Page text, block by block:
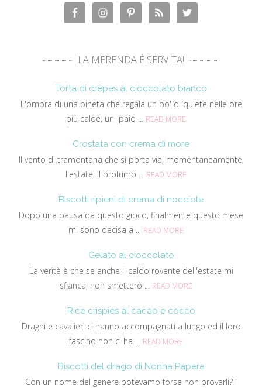
LA MERENDA È SERVITA!
Torta di crêpes al cioccolato bianco
L'ombra di una pineta che regala un po' di quiete nelle ore
più calde, un paio ... READ MORE
Crostata con crema di more
Il vento di tramontana che si porta via, momentaneamente,
l'estate. Il profumo ... READ MORE
Biscotti ripieni di crema di nocciole
Dopo una pausa da questo gioco, finalmente questo mese
mi sono decisa a ... READ MORE
Gelato al cioccolato
La verità è che se anche il caldo rovente dell'estate mi
sfianca, non smetterò ... READ MORE
Rice crispies al cacao e cocco
Draghi e cavalieri ci hanno accompagnati a lungo ed il loro
fascino non ci ha ... READ MORE
Biscotti del drago di Nonna Papera
Con un nome del genere potevamo forse non provarli? I